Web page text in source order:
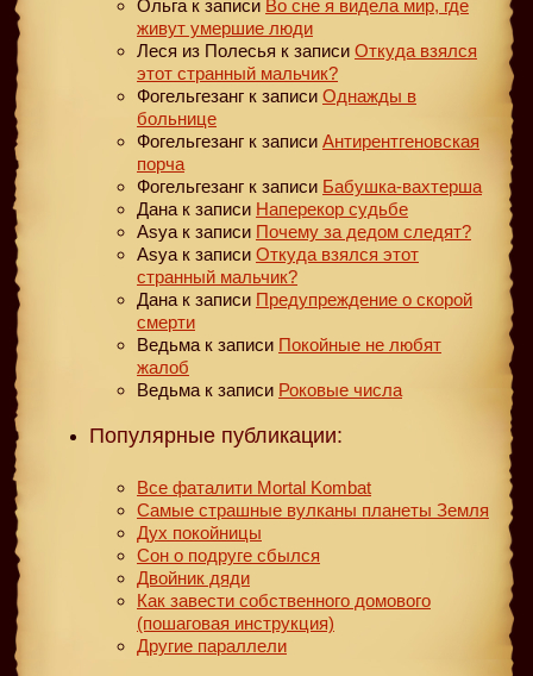
Ольга к записи Во сне я видела мир, где
живут умершие люди
Леся из Полесья к записи Откуда взялся
этот странный мальчик?
Фогельгезанг к записи Однажды в
больнице
Фогельгезанг к записи Антирентгеновская
порча
Фогельгезанг к записи Бабушка-вахтерша
Дана к записи Наперекор судьбе
Asya к записи Почему за дедом следят?
Asya к записи Откуда взялся этот
странный мальчик?
Дана к записи Предупреждение о скорой
смерти
Ведьма к записи Покойные не любят
жалоб
Ведьма к записи Роковые числа
Популярные публикации:
Все фаталити Mortal Kombat
Самые страшные вулканы планеты Земля
Дух покойницы
Сон о подруге сбылся
Двойник дяди
Как завести собственного домового
(пошаговая инструкция)
Другие параллели